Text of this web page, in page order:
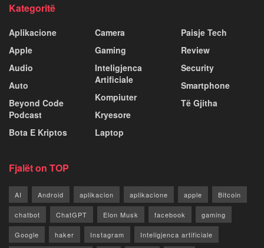
Kategoritë
Aplikacione
Apple
Audio
Auto
Beyond Code
Podcast
Bota E Kriptos
Camera
Gaming
Inteligjenca
Artificiale
Kompiuter
Kryesore
Laptop
Paisje Tech
Review
Security
Smartphone
Të Gjitha
Fjalët on TOP
AI Android aplikacion aplikacione apple Bitcoin
chatbot ChatGPT Elon Musk facebook gaming
Google haker Instagram Inteligjenca artificiale